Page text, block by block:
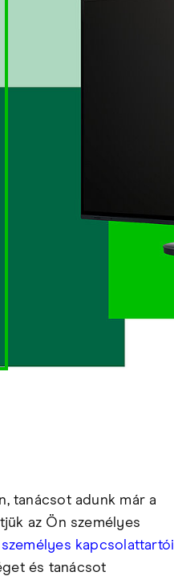
tanácsot adunk már a
az Ön személyes
kapcsolattartói
és tanácsot